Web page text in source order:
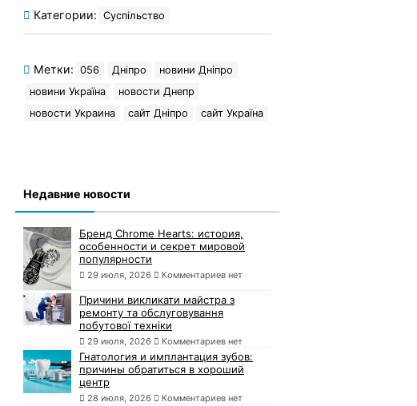
Категории: Суспільство
Метки: 056 Дніпро
новини Дніпро
новини Україна
новости Днепр
новости Украина
сайт Дніпро сайт Україна
Недавние новости
Бренд Chrome Hearts: история,
особенности и секрет мировой
популярности
29 июля, 2026 Комментариев нет
Причини викликати майстра з
ремонту та обслуговування
побутової техніки
29 июля, 2026 Комментариев нет
Гнатология и имплантация зубов:
причины обратиться в хороший
центр
28 июля, 2026 Комментариев нет